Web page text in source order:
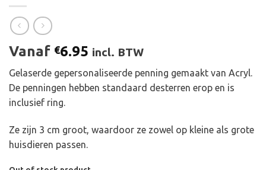
Vanaf €6.95 incl. BTW
Gelaserde gepersonaliseerde penning gemaakt van Acryl.
De penningen hebben standaard desterren erop en is
inclusief ring.
Ze zijn 3 cm groot, waardoor ze zowel op kleine als grote
huisdieren passen.